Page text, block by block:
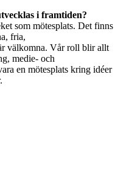
i framtiden?
som mötesplats. Det finns
fria,
välkomna. Vår roll blir allt
medie- och
en mötesplats kring idéer